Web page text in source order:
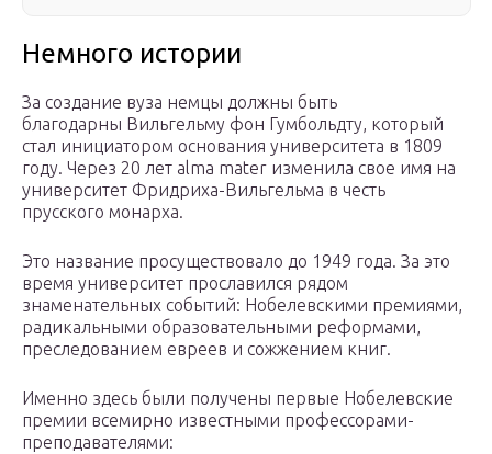
Немного истории
За создание вуза немцы должны быть
благодарны Вильгельму фон Гумбольдту, который
стал инициатором основания университета в 1809
году. Через 20 лет alma mater изменила свое имя на
университет Фридриха-Вильгельма в честь
прусского монарха.
Это название просуществовало до 1949 года. За это
время университет прославился рядом
знаменательных событий: Нобелевскими премиями,
радикальными образовательными реформами,
преследованием евреев и сожжением книг.
Именно здесь были получены первые Нобелевские
премии всемирно известными профессорами-
преподавателями: